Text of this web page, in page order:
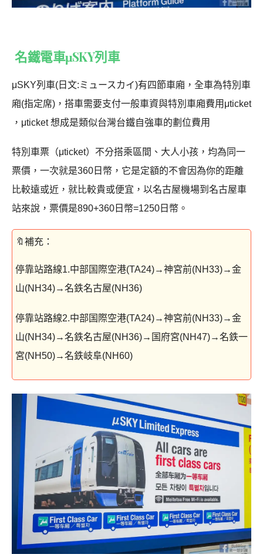
名鐵電車μSKY列車
μSKY列車(日文:ミュースカイ)有四節車廂，全車為特別車
廂(指定席)，搭車需要支付一般車資與特別車廂費用μticket
，μticket 想成是類似台灣台鐵自強車的劃位費用
特別車票（μticket）不分搭乘區間、大人小孩，均為同一
票價，一次就是360日幣，它是定額的不會因為你的距離
比較遠或近，就比較貴或便宜，以名古屋機場到名古屋車
站來說，票價是890+360日幣=1250日幣。
停靠站路線1.中部国際空港(TA24)→神宮前(NH33)→金
山(NH34)→名鉄名古屋(NH36)
停靠站路線2.中部国際空港(TA24)→神宮前(NH33)→金
山(NH34)→名鉄名古屋(NH36)→国府宮(NH47)→名鉄一
宮(NH50)→名鉄岐阜(NH60)